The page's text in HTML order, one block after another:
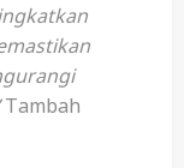
Tambah